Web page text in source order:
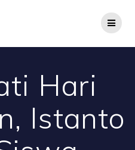
Hari
Istanto